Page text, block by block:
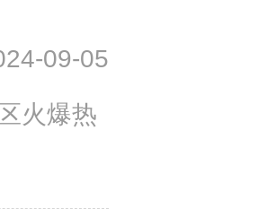
09-05
火爆热